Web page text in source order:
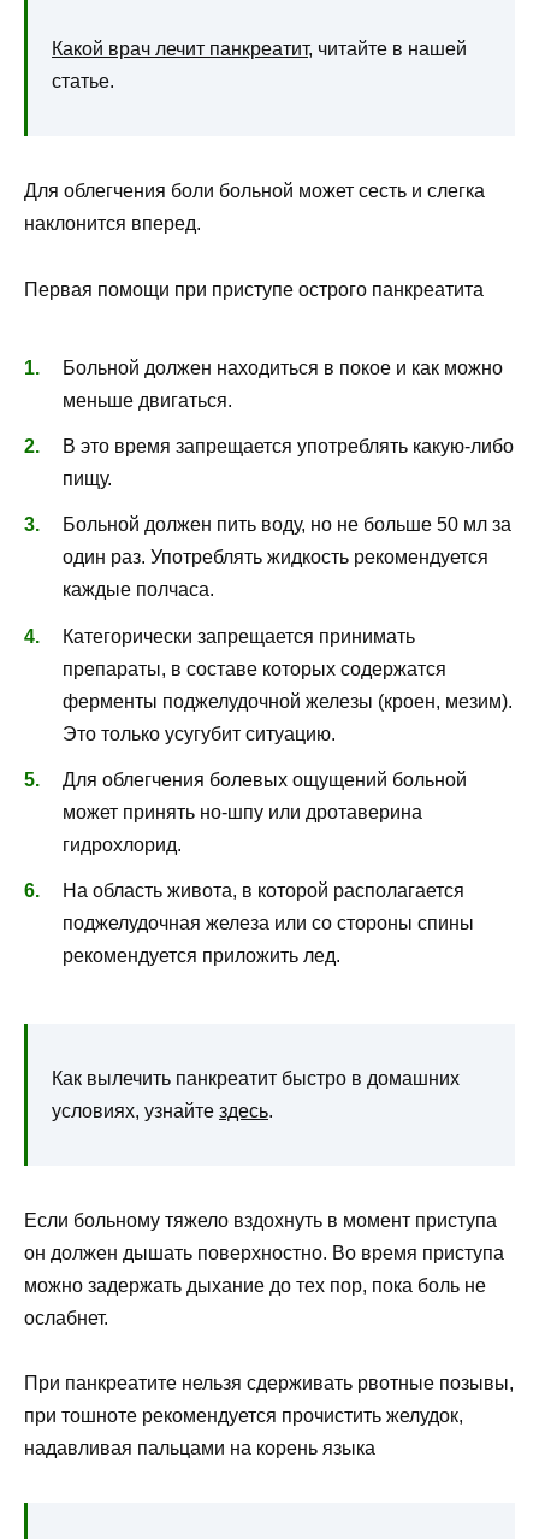
Какой врач лечит панкреатит, читайте в нашей
статье.
Для облегчения боли больной может сесть и слегка
наклонится вперед.
Первая помощи при приступе острого панкреатита
Больной должен находиться в покое и как можно
меньше двигаться.
В это время запрещается употреблять какую-либо
пищу.
Больной должен пить воду, но не больше 50 мл за
один раз. Употреблять жидкость рекомендуется
каждые полчаса.
Категорически запрещается принимать
препараты, в составе которых содержатся
ферменты поджелудочной железы (кроен, мезим).
Это только усугубит ситуацию.
Для облегчения болевых ощущений больной
может принять но-шпу или дротаверина
гидрохлорид.
На область живота, в которой располагается
поджелудочная железа или со стороны спины
рекомендуется приложить лед.
Как вылечить панкреатит быстро в домашних
условиях, узнайте здесь.
Если больному тяжело вздохнуть в момент приступа
он должен дышать поверхностно. Во время приступа
можно задержать дыхание до тех пор, пока боль не
ослабнет.
При панкреатите нельзя сдерживать рвотные позывы,
при тошноте рекомендуется прочистить желудок,
надавливая пальцами на корень языка